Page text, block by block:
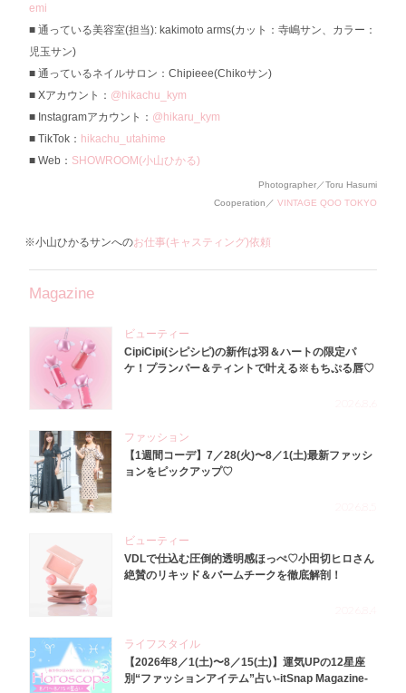
emi
通っている美容室(担当): kakimoto arms(カット：寺嶋サン、カラー：
児玉サン)
通っているネイルサロン：Chipieee(Chikoサン)
Xアカウント： @hikachu_kym
Instagramアカウント： @hikaru_kym
TikTok： hikachu_utahime
Web： SHOWROOM(小山ひかる)
Photographer／Toru Hasumi
Cooperation／ VINTAGE QOO TOKYO
※小山ひかるサンへのお仕事(キャスティング)依頼
Magazine
ビューティー
CipiCipi(シピシピ)の新作は羽＆ハートの限定パ
ケ！プランパー＆ティントで叶える※もちぷる唇♡
ファッション
【1週間コーデ】7／28(火)〜8／1(土)最新ファッシ
ョンをピックアップ♡
ビューティー
VDLで仕込む圧倒的透明感ほっぺ♡小田切ヒロさん
絶賛のリキッド＆バームチークを徹底解剖！
ライフスタイル
【2026年8／1(土)〜8／15(土)】運気UPの12星座
別“ファッションアイテム”占い-itSnap Magazine-